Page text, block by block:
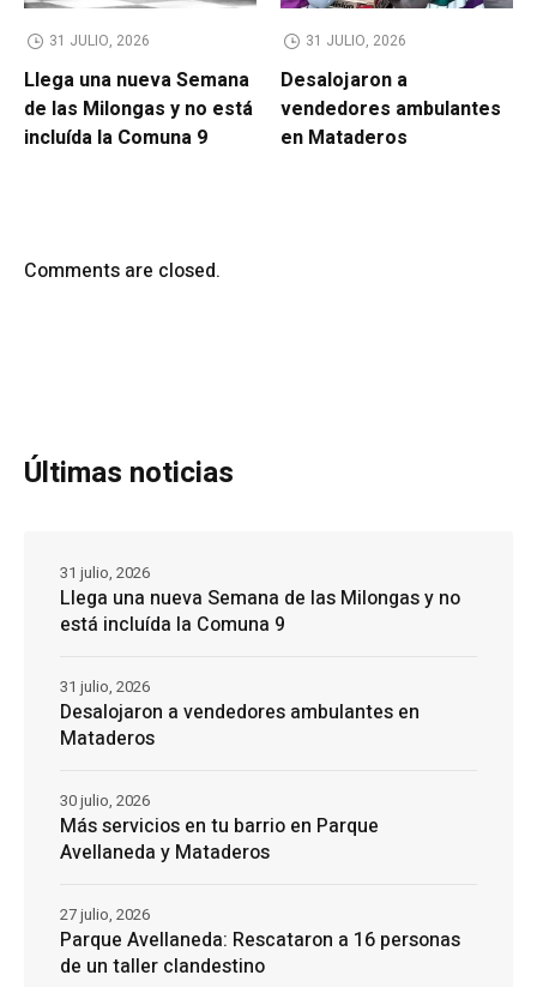
31 JULIO, 2026
Llega una nueva Semana
de las Milongas y no está
incluída la Comuna 9
31 JULIO, 2026
Desalojaron a
vendedores ambulantes
en Mataderos
Comments are closed.
Últimas noticias
Llega una nueva Semana de las Milongas y no
está incluída la Comuna 9
31 julio, 2026
Desalojaron a vendedores ambulantes en
Mataderos
31 julio, 2026
Más servicios en tu barrio en Parque
Avellaneda y Mataderos
30 julio, 2026
Parque Avellaneda: Rescataron a 16 personas
de un taller clandestino
27 julio, 2026